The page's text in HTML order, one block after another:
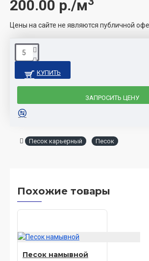
200.00 р./м
Цены на сайте не являются публичной
КУПИТЬ
ЗАПРОСИТЬ ЦЕНУ
Песок карьерный Песок
Похожие товары
Песок намывной